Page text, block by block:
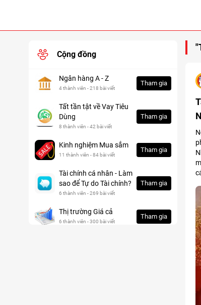
Cộng đồng
Ngân hàng A - Z
4 thành viên - 218 bài viết
Tham gia
Tất tần tật về Vay Tiêu
Dùng
8 thành viên - 42 bài viết
Tham gia
Kinh nghiệm Mua sắm
11 thành viên - 84 bài viết
Tham gia
Tài chính cá nhân - Làm
sao để Tự do Tài chính?
6 thành viên - 269 bài viết
Tham gia
Thị trường Giá cả
6 thành viên - 300 bài viết
Tham gia